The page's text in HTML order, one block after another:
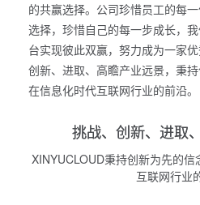
的共赢选择。公司珍惜员工的每
选择，珍惜自己的每一步成长，
台实现彼此双赢，努力成为一家
创新、进取、高瞻产业远景，秉
在信息化时代互联网行业的前沿。
挑战、创新、进取
XINYUCLOUD秉持创新为先的
互联网行业